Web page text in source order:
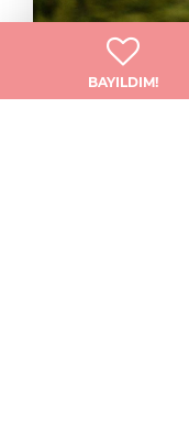
BAYILDIM!